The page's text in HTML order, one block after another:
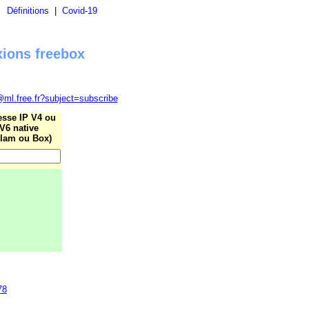
Définitions Covid-19
freebox
IP V4 ou
V6 native
ou Box)